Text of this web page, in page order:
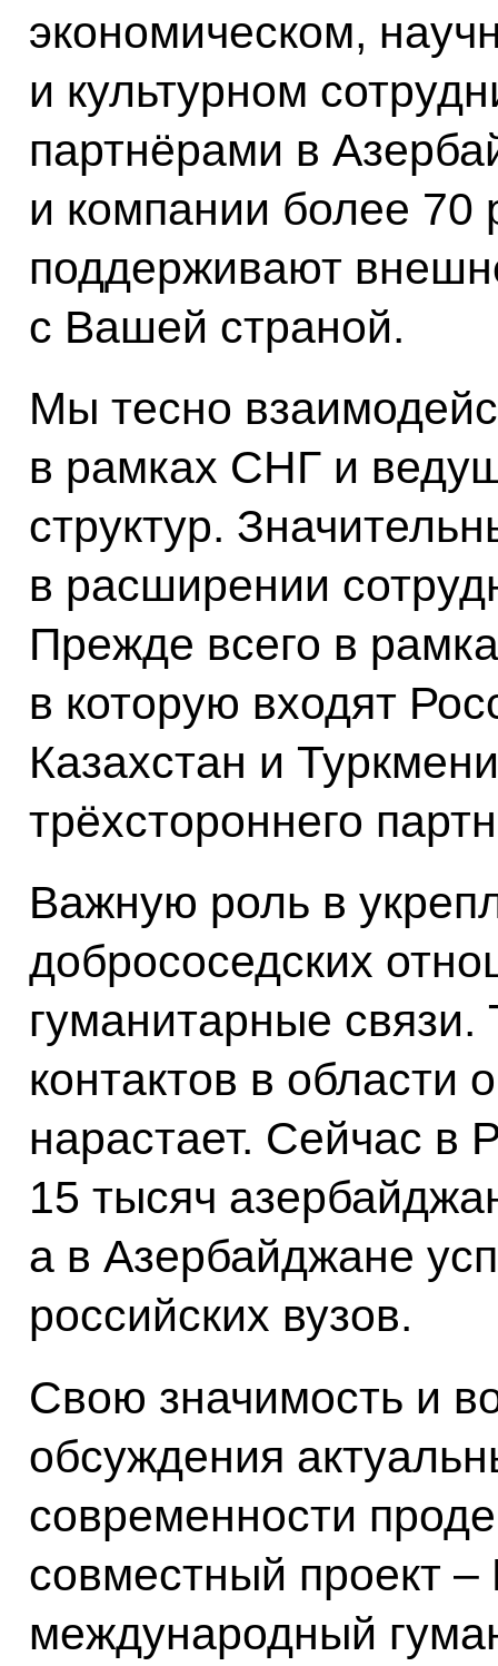
экономическом,
и культурном
партнёрами в
и компании более 70
поддерживают
с Вашей страной.
Мы тесно
в рамках СНГ и
структур.
в расширении
Прежде всего в
в которую входят
Казахстан и
трёхстороннего
Важную роль в
добрососедских
гуманитарные связи.
контактов в области
нарастает. Сейчас в
15 тысяч
а в Азербайджане
российских вузов.
Свою значимость и
обсуждения
современности
совместный проект –
международный